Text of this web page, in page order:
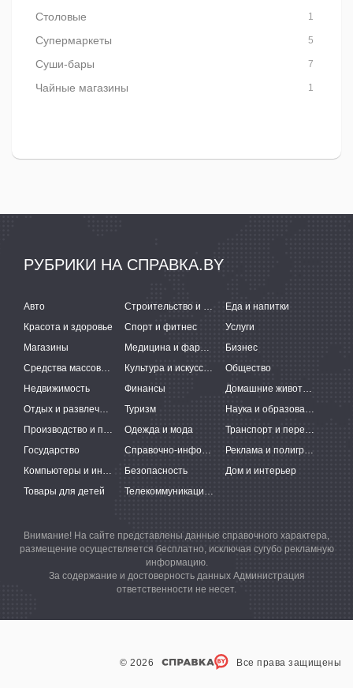
Столовые 1
Супермаркеты 5
Суши-бары 7
Чайные магазины 1
РУБРИКИ НА СПРАВКА.BY
Авто Строительство и ремонт
Еда и напитки
Красота и здоровье
Спорт и фитнес
Услуги
Магазины
Медицина и фармацевтика
Бизнес
Средства массовой информации
Культура и искусство
Общество
Недвижимость
Финансы
Домашние животные
Отдых и развлечения
Туризм
Наука и образование
Производство и поставки
Одежда и мода
Транспорт и перевозки
Государство
Справочно-информационные системы
Реклама и полиграфия
Компьютеры и интернет
Безопасность
Дом и интерьер
Товары для детей
Телекоммуникации и связь
Внимание! На сайте представлены данные справочного характера,
размещение осуществляется бесплатно, исключая сугубо рекламную
информацию.
За содержание и достоверность данных Администрация
ответственности не несет.
© 2026 Все права защищены